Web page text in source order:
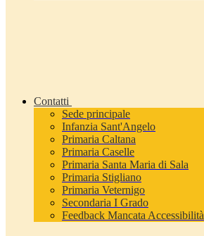
Contatti
Sede principale
Infanzia Sant'Angelo
Primaria Caltana
Primaria Caselle
Primaria Santa Maria di Sala
Primaria Stigliano
Primaria Veternigo
Secondaria I Grado
Feedback Mancata Accessibilità